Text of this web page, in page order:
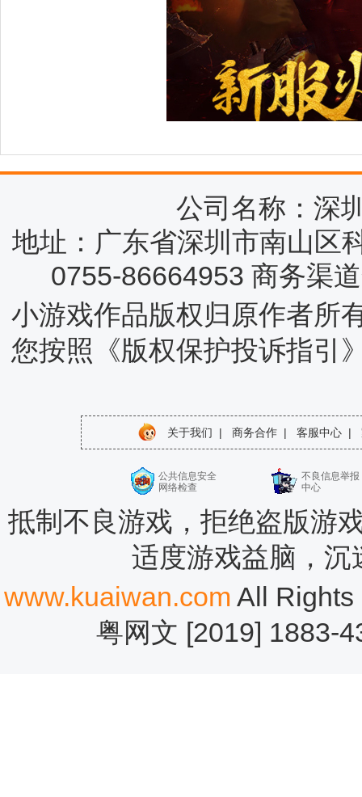
公司名称：深
地址：广东省深圳市南山区
0755-86664953 商务渠
小游戏作品版权归原作者所
您按照《版权保护投诉指引
关于我们 | 商务合作 | 客服中心 |
公共信息安全
网络检查
不良信息举报
中心
抵制不良游戏，拒绝盗版游
适度游戏益脑，沉
www.kuaiwan.com All Rights
粤网文 [2019] 1883-